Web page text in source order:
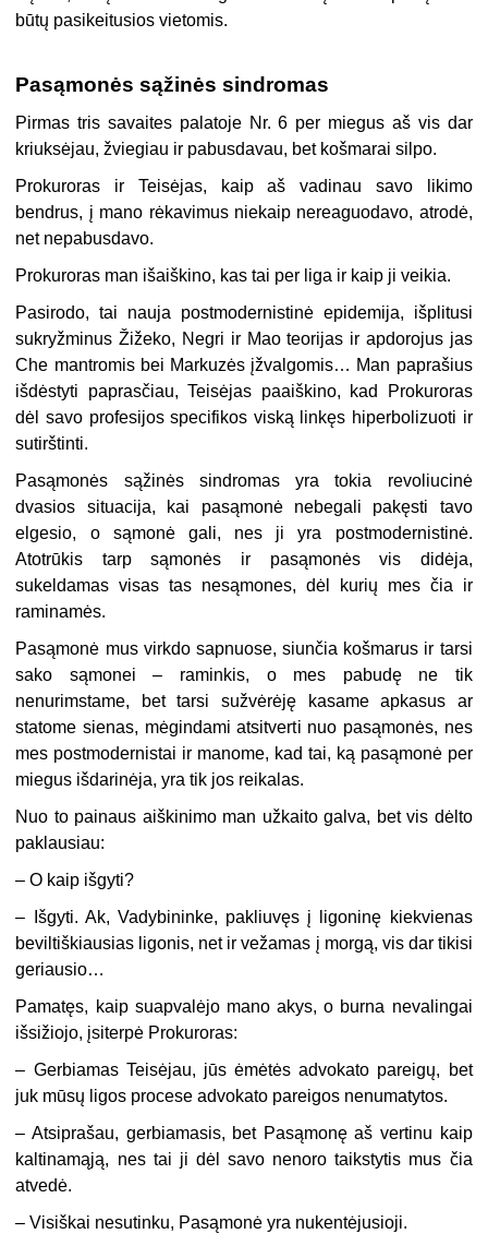
būtų pasikeitusios vietomis.
Pasąmonės sąžinės sindromas
Pirmas tris savaites palatoje Nr. 6 per miegus aš vis dar
kriuksėjau, žviegiau ir pabusdavau, bet košmarai silpo.
Prokuroras ir Teisėjas, kaip aš vadinau savo likimo
bendrus, į mano rėkavimus niekaip nereaguodavo, atrodė,
net nepabusdavo.
Prokuroras man išaiškino, kas tai per liga ir kaip ji veikia.
Pasirodo, tai nauja postmodernistinė epidemija, išplitusi
sukryžminus Žižeko, Negri ir Mao teorijas ir apdorojus jas
Che mantromis bei Markuzės įžvalgomis… Man paprašius
išdėstyti paprasčiau, Teisėjas paaiškino, kad Prokuroras
dėl savo profesijos specifikos viską linkęs hiperbolizuoti ir
sutirštinti.
Pasąmonės sąžinės sindromas yra tokia revoliucinė
dvasios situacija, kai pasąmonė nebegali pakęsti tavo
elgesio, o sąmonė gali, nes ji yra postmodernistinė.
Atotrūkis tarp sąmonės ir pasąmonės vis didėja,
sukeldamas visas tas nesąmones, dėl kurių mes čia ir
raminamės.
Pasąmonė mus virkdo sapnuose, siunčia košmarus ir tarsi
sako sąmonei – raminkis, o mes pabudę ne tik
nenurimstame, bet tarsi sužvėrėję kasame apkasus ar
statome sienas, mėgindami atsitverti nuo pasąmonės, nes
mes postmodernistai ir manome, kad tai, ką pasąmonė per
miegus išdarinėja, yra tik jos reikalas.
Nuo to painaus aiškinimo man užkaito galva, bet vis dėlto
paklausiau:
– O kaip išgyti?
– Išgyti. Ak, Vadybininke, pakliuvęs į ligoninę kiekvienas
beviltiškiausias ligonis, net ir vežamas į morgą, vis dar tikisi
geriausio…
Pamatęs, kaip suapvalėjo mano akys, o burna nevalingai
išsižiojo, įsiterpė Prokuroras:
– Gerbiamas Teisėjau, jūs ėmėtės advokato pareigų, bet
juk mūsų ligos procese advokato pareigos nenumatytos.
– Atsiprašau, gerbiamasis, bet Pasąmonę aš vertinu kaip
kaltinamąją, nes tai ji dėl savo nenoro taikstytis mus čia
atvedė.
– Visiškai nesutinku, Pasąmonė yra nukentėjusioji.